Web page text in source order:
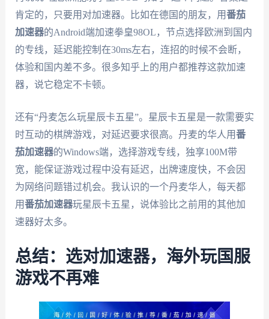
肯定的，只要用对加速器。比如在德国的朋友，用番茄
加速器的Android端加速拳皇98OL，节点选择欧洲到国内
的专线，延迟能控制在30ms左右，连招的时候不会断，
体验和国内差不多。很多知乎上的用户都推荐这款加速
器，说它稳定不卡顿。
还有“丹麦怎么玩星辰卡五星”。星辰卡五星是一款需要实
时互动的棋牌游戏，对延迟要求很高。丹麦的华人用番
茄加速器的Windows端，选择游戏专线，独享100M带
宽，能保证游戏过程中没有延迟，出牌速度快，不会因
为网络问题错过机会。我认识的一个丹麦华人，每天都
用番茄加速器玩星辰卡五星，说体验比之前用的其他加
速器好太多。
总结：选对加速器，海外玩国服
游戏不再难